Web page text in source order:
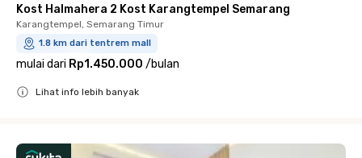
Kost Halmahera 2 Kost Karangtempel Semarang
Karangtempel, Semarang Timur
1.8 km dari tentrem mall
mulai dari Rp1.450.000 /bulan
Lihat info lebih banyak